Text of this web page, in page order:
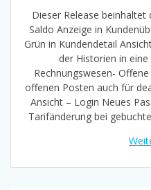
Dieser Release
Saldo Anzeige in
Grün in Kundendetail
der Historien in
Rechnungswesen-
offenen Posten auch für
Ansicht – Login Neues
Tarifänderung bei